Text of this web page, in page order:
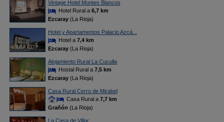
Vintage Hotel Montes Blancos
Hotel Rural a 6,7 km
Ezcaray(La Rioja)
Hotel y Apartamentos Palacio Azcá...
Hotel a 7,4 km
Ezcaray(La Rioja)
Alojamiento Rural La Cuculla
Hostal Rural a 7,5 km
Ezcaray(La Rioja)
Casa Rural Cerro de Mirabel
Casa Rural a 7,7 km
Grañón (La Rioja)
La Casa de Villar